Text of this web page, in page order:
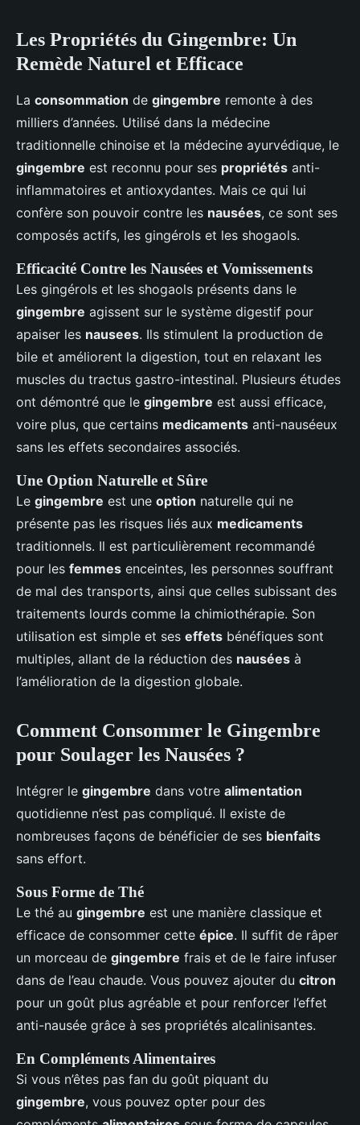
Les Propriétés du Gingembre: Un
Remède Naturel et Efficace
La consommation de gingembre remonte à des
milliers d’années. Utilisé dans la médecine
traditionnelle chinoise et la médecine ayurvédique, le
gingembre est reconnu pour ses propriétés anti-
inflammatoires et antioxydantes. Mais ce qui lui
confère son pouvoir contre les nausées, ce sont ses
composés actifs, les gingérols et les shogaols.
Efficacité Contre les Nausées et Vomissements
Les gingérols et les shogaols présents dans le
gingembre agissent sur le système digestif pour
apaiser les nausees. Ils stimulent la production de
bile et améliorent la digestion, tout en relaxant les
muscles du tractus gastro-intestinal. Plusieurs études
ont démontré que le gingembre est aussi efficace,
voire plus, que certains medicaments anti-nauséeux
sans les effets secondaires associés.
Une Option Naturelle et Sûre
Le gingembre est une option naturelle qui ne
présente pas les risques liés aux medicaments
traditionnels. Il est particulièrement recommandé
pour les femmes enceintes, les personnes souffrant
de mal des transports, ainsi que celles subissant des
traitements lourds comme la chimiothérapie. Son
utilisation est simple et ses effets bénéfiques sont
multiples, allant de la réduction des nausées à
l’amélioration de la digestion globale.
Comment Consommer le Gingembre
pour Soulager les Nausées ?
Intégrer le gingembre dans votre alimentation
quotidienne n’est pas compliqué. Il existe de
nombreuses façons de bénéficier de ses bienfaits
sans effort.
Sous Forme de Thé
Le thé au gingembre est une manière classique et
efficace de consommer cette épice. Il suffit de râper
un morceau de gingembre frais et de le faire infuser
dans de l’eau chaude. Vous pouvez ajouter du citron
pour un goût plus agréable et pour renforcer l’effet
anti-nausée grâce à ses propriétés alcalinisantes.
En Compléments Alimentaires
Si vous n’êtes pas fan du goût piquant du
gingembre, vous pouvez opter pour des